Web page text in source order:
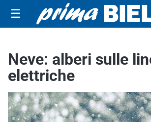
☰
Neve: alberi sulle
elettriche